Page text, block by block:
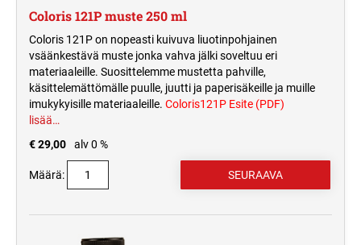
Coloris 121P muste 250 ml
Coloris 121P on nopeasti kuivuva liuotinpohjainen
vsäänkestävä muste jonka vahva jälki soveltuu eri
materiaaleille. Suosittelemme mustetta pahville,
käsittelemättömälle puulle, juutti ja paperisäkeille ja muille
imukykyisille materiaaleille. Coloris121P Esite (PDF)
lisää…
€ 29,00
alv 0 %
Määrä: